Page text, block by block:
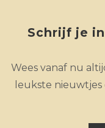
Schrijf je
Wees vanaf nu
leukste